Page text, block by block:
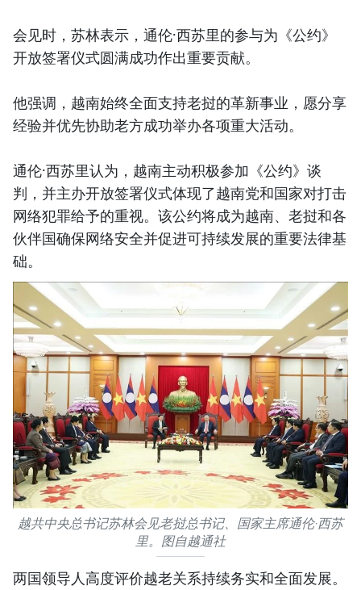
会见时，苏林表示，通伦·西苏里的参与为《公约》
开放签署仪式圆满成功作出重要贡献。
他强调，越南始终全面支持老挝的革新事业，愿分享
经验并优先协助老方成功举办各项重大活动。
通伦·西苏里认为，越南主动积极参加《公约》谈
判，并主办开放签署仪式体现了越南党和国家对打击
网络犯罪给予的重视。该公约将成为越南、老挝和各
伙伴国确保网络安全并促进可持续发展的重要法律基
础。
越共中央总书记苏林会见老挝总书记、国家主席通伦·西苏
里。图自越通社
两国领导人高度评价越老关系持续务实和全面发展。